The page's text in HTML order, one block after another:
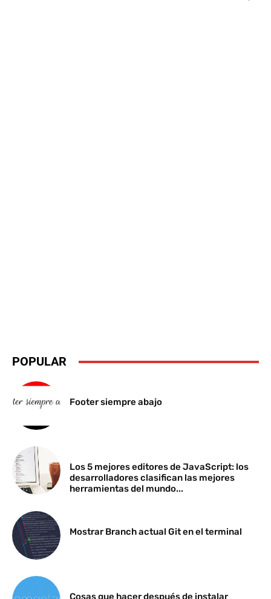
POPULAR
Footer siempre abajo
Los 5 mejores editores de JavaScript: los
desarrolladores clasifican las mejores
herramientas del mundo...
Mostrar Branch actual Git en el terminal
Cosas que hacer después de instalar